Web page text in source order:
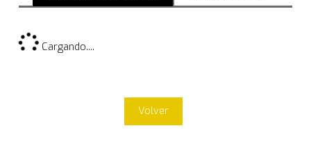
Cargando....
Volver